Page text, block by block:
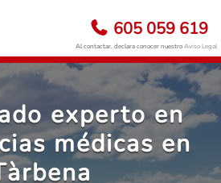
605 059 619
Al contactar, declara conocer nuestroAviso Legal
experto en
médicas en